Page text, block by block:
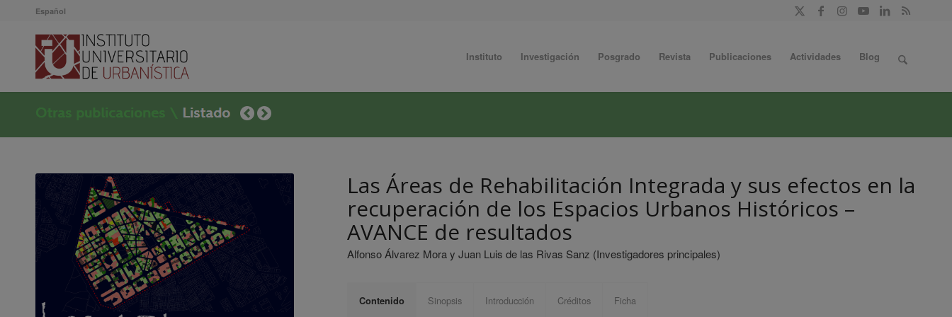
Español
Instituto Investigación Posgrado Revista Publicaciones Actividades Blog
Las Áreas de Rehabilitación Integrada y sus efectos en la
recuperación de los Espacios Urbanos Históricos –
AVANCE de resultados
Alfonso Álvarez Mora y Juan Luis de las Rivas Sanz (Investigadores principales)
Contenido Sinopsis Introducción Créditos Ficha